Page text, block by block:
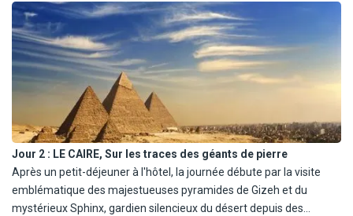
bien mérité. Dîner sera pris à l'hôtel et nuit au cœur de cette
métropole mythique.
Jour 2 : LE CAIRE, Sur les traces des géants de pierre
Après un petit-déjeuner à l'hôtel, la journée débute par la visite
emblématique des majestueuses pyramides de Gizeh et du
mystérieux Sphinx, gardien silencieux du désert depuis des